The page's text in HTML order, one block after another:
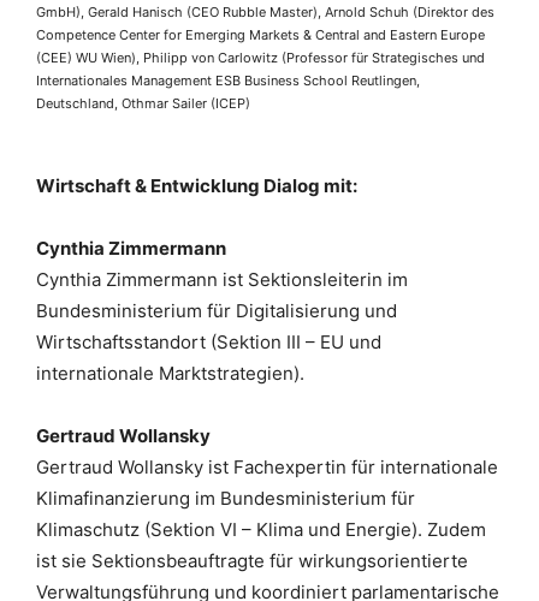
GmbH), Gerald Hanisch (CEO Rubble Master), Arnold Schuh (Direktor des
Competence Center for Emerging Markets & Central and Eastern Europe
(CEE) WU Wien), Philipp von Carlowitz (Professor für Strategisches und
Internationales Management ESB Business School Reutlingen,
Deutschland, Othmar Sailer (ICEP)
Wirtschaft & Entwicklung Dialog mit:
Cynthia Zimmermann
Cynthia Zimmermann ist Sektionsleiterin im
Bundesministerium für Digitalisierung und
Wirtschaftsstandort (Sektion III – EU und
internationale Marktstrategien).
Gertraud Wollansky
Gertraud Wollansky ist Fachexpertin für internationale
Klimafinanzierung im Bundesministerium für
Klimaschutz (Sektion VI – Klima und Energie). Zudem
ist sie Sektionsbeauftragte für wirkungsorientierte
Verwaltungsführung und koordiniert parlamentarische